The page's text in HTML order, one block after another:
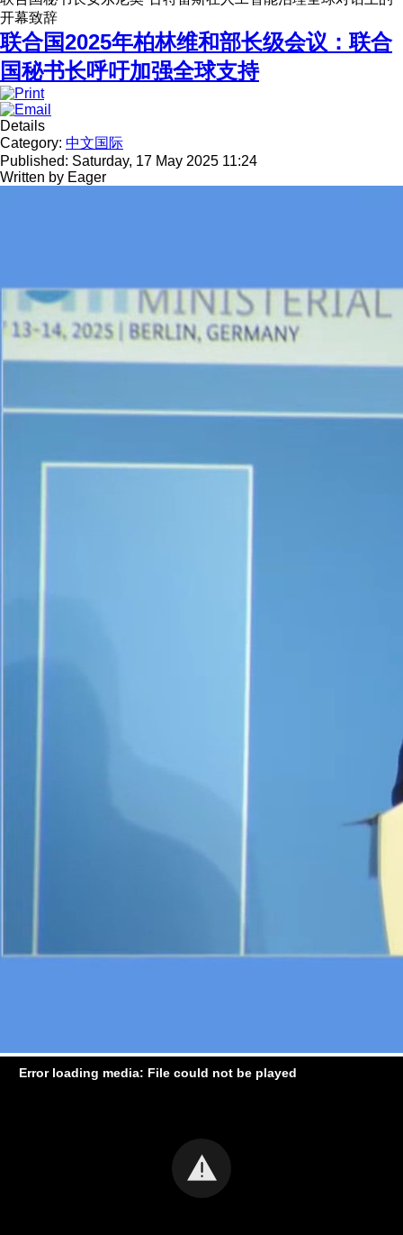
开幕致辞
联合国2025年柏林维和部长级会议：联合
国秘书长呼吁加强全球支持
Details
Category: 中文国际
Published: Saturday, 17 May 2025 11:24
Written by Eager
Error loading media: File could not be played